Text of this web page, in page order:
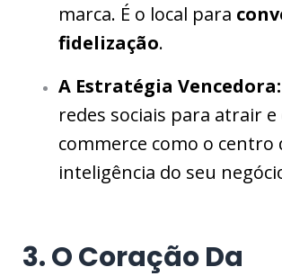
marca. É o local para
fidelização.
A Estratégia Vencedora:
redes sociais para atrair e
commerce como o centro
inteligência do seu
3. O Coração Da